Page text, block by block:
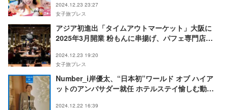
2024.12.23 23:27
女子旅プレス
アジア初進出「タイムアウトマーケット」大阪に
2025年3月開業 粉もんに串揚げ、パフェ専門店等
2024.12.23 19:20
女子旅プレス
Number_i岸優太、“日本初”ワールド オブ ハイア
ットのアンバサダー就任 ホテルステイ愉しむ動画
2024.12.22 16:39